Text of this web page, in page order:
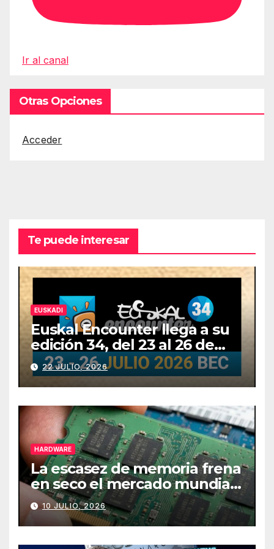
Ir al canal
Otras Opciones
Acceder
Te puede interesar
EUSKADI
Euskal Encounter llega a su
edición 34, del 23 al 26 de
julio
22 JULIO, 2026
HARDWARE
La escasez de memoria frena
en seco el mercado mundial
de PCs
10 JULIO, 2026